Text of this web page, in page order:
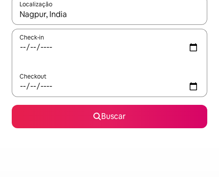
Localização
Quando os resultados estiverem disponíveis, explore-os
Check-in
Checkout
Buscar